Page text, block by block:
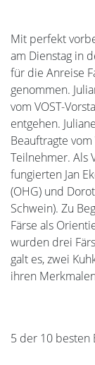
Mit perfekt
am Dienstag in
für die Anreise
genommen.
vom VOST-
entgehen.
Beauftragte
Teilnehmer. Als
fungierten Jan
(OHG) und
Schwein). Zu
Färse als
wurden drei
galt es, zwei
ihren
5 der 10 besten